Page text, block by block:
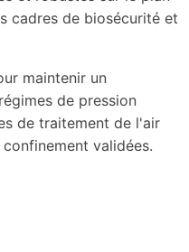
cadres de biosécurité et
maintenir un
de pression
de traitement de l'air
validées.